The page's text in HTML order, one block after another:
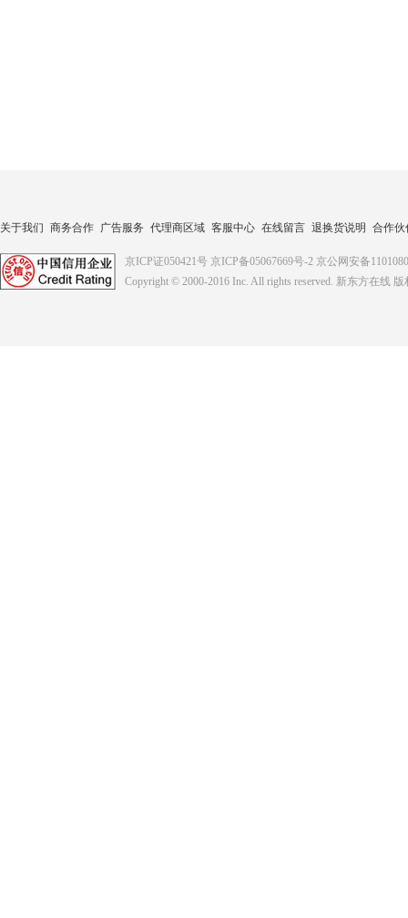
关于我们 商务合作 广告服务 代理商区域 客服中心 在线留言 退换货说明 合作伙
京ICP证050421号 京ICP备05067669号-2 京公网安备
Copyright © 2000-2016 Inc. All rights reserved. 新东方在线